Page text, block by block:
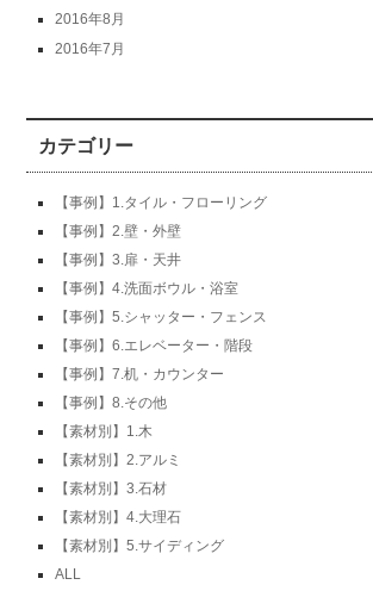
2016年8月
2016年7月
カテゴリー
【事例】1.タイル・フローリング
【事例】2.壁・外壁
【事例】3.扉・天井
【事例】4.洗面ボウル・浴室
【事例】5.シャッター・フェンス
【事例】6.エレベーター・階段
【事例】7.机・カウンター
【事例】8.その他
【素材別】1.木
【素材別】2.アルミ
【素材別】3.石材
【素材別】4.大理石
【素材別】5.サイディング
ALL